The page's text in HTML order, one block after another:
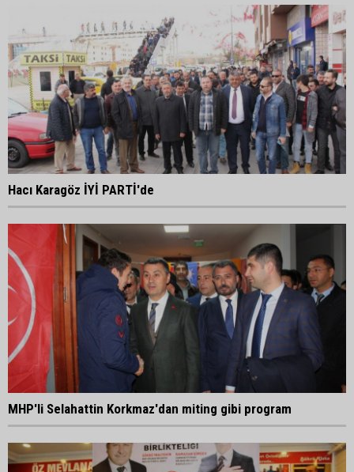
Hacı Karagöz İYİ PARTİ'de
MHP'li Selahattin Korkmaz'dan miting gibi program